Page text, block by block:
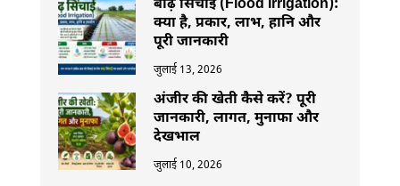
बाढ़ सिंचाई (Flood Irrigation):
क्या है, प्रकार, लाभ, हानि और
पूरी जानकारी
जुलाई 13, 2026
अंजीर की खेती कैसे करें? पूरी
जानकारी, लागत, मुनाफा और
देखभाल
जुलाई 10, 2026